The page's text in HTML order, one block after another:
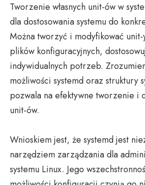
Tworzenie własnych unit-ów w
dla dostosowania systemu do
Można tworzyć i modyfikować
plików konfiguracyjnych,
indywidualnych potrzeb.
możliwości systemd oraz struktury
pozwala na efektywne tworzenie i
unit-ów.
Wnioskiem jest, że systemd jest
narzędziem zarządzania dla
systemu Linux. Jego